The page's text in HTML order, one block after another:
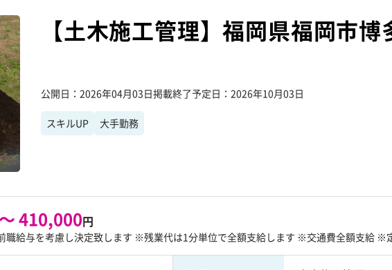
【土木施工管理】福岡県福岡市
公開日 2026年04月03日掲載終了予定日 2026年10月03日
スキルUP 大手勤務
410,000円
職給与を考慮し決定致します ※残業代は1分単位で全額支給します ※交通費全額支給 ※